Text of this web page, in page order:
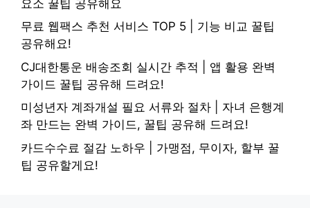
요소 꿀팁 공유해요
무료 웹팩스 추천 서비스 TOP 5 | 기능 비교 꿀팁
공유해요!
CJ대한통운 배송조회 실시간 추적 | 앱 활용 완벽
가이드 꿀팁 공유해 드려요!
미성년자 계좌개설 필요 서류와 절차 | 자녀 은행계
좌 만드는 완벽 가이드, 꿀팁 공유해 드려요!
카드수수료 절감 노하우 | 가맹점, 무이자, 할부 꿀
팁 공유할게요!